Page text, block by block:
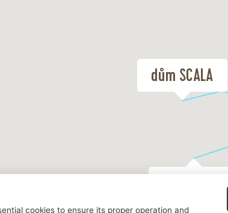
dům SCALA
cookies to ensure its proper operation and